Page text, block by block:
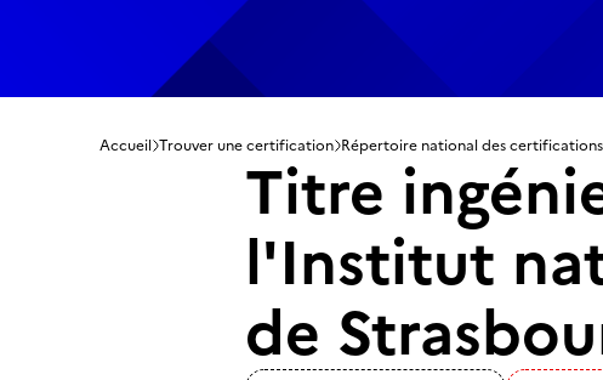
Accueil Trouver une certification Répertoire national des
Titre
l'Institut
de